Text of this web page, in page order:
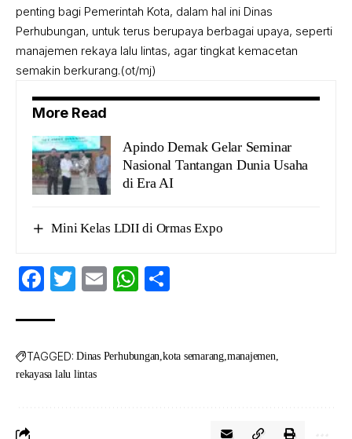
penting bagi Pemerintah Kota, dalam hal ini Dinas
Perhubungan, untuk terus berupaya berbagai upaya, seperti
manajemen rekaya lalu lintas, agar tingkat kemacetan
semakin berkurang.(ot/mj)
More Read
Apindo Demak Gelar Seminar
Nasional Tantangan Dunia Usaha
di Era AI
Mini Kelas LDII di Ormas Expo
Facebook
Twitter
EmailWhatsApp
TAGGED: Dinas Perhubungan kota semarang manajemen
rekayasa lalu lintas